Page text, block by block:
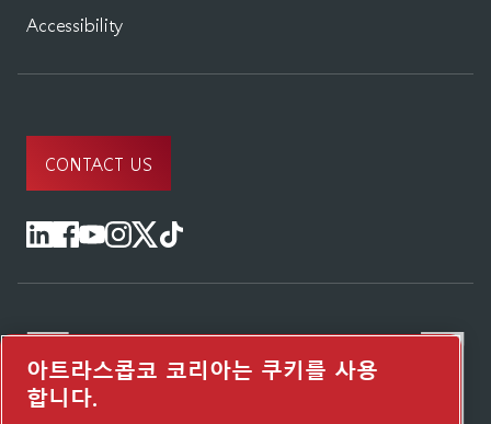
Accessibility
CONTACT US
아트라스콥코 코리아는 쿠키를 사용
합니다.